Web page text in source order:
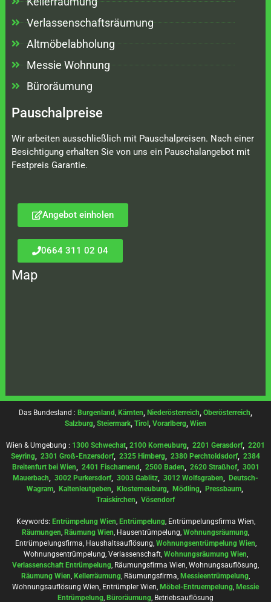
Verlassenschaftsräumung
Altmöbelabholung
Messie Wohnung
Büroräumung
Pauschalpreise
Wir arbeiten ausschließlich mit Pauschalpreisen. Nach einer
Besichtigung erhalten Sie von uns ein Pauschalangebot mit
Festpreis Garantie.
Angebot einholen
0664 311 02 04
Map
Das Bundesland : Burgenland, Kärnten, Niederösterreich, Oberösterreich,
Salzburg, Steiermark, Tirol , Vorarlberg, Wien
Wien & Umgebung : 1300 Schwechat, 2100 Korneuburg, 2201 Gerasdorf, 2201
Seyring, 2301 Groß-Enzersdorf, 2325 Himberg, 2380 Perchtoldsdorf, 2384
Breitenfurt bei Wien, 2401 Fischamend, 2500 Baden, 2620 Straßhof, 3001
Mauerbach, 3002 Purkersdorf, 3003 Gablitz, 3012 Wolfsgraben, Deutsch-
Wagram, Kaltenleutgeben, Klosterneuburg, Mödling, Pressbaum,
Traiskirchen, Vösendorf
Keywords: Entrümpelung Wien, Entrümpelung, Entrümpelungsfirma Wien,
Räumungen, Räumung Wien, Hausentrümpelung, Wohnungsräumung,
Entrümpelungsfirma, Haushaltsauflösung, Wohnungsentrümpelung Wien,
Wohnungsentrümpelung, Verlassenschaft, Wohnungsräumung Wien,
Verlassenschaft Entrümpelung, Räumungsfirma Wien, Wohnungsauflösung,
Räumung Wien, Kellerräumung, Räumungsfirma, Messieentrümpelung,
Wohnungsauflösung Wien, Entrümpler Wien, Möbel-Entruempelung, Messie
Entrümpelung, Büroräumung, Betriebsauflösung